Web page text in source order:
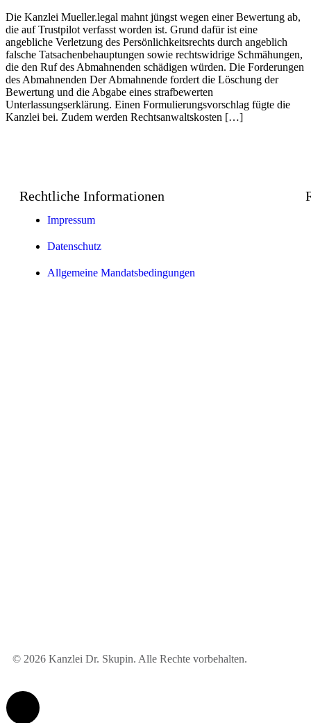
Die Kanzlei Mueller.legal mahnt jüngst wegen einer Bewertung ab,
die auf Trustpilot verfasst worden ist. Grund dafür ist eine
angebliche Verletzung des Persönlichkeitsrechts durch angeblich
falsche Tatsachenbehauptungen sowie rechtswidrige Schmähungen,
die den Ruf des Abmahnenden schädigen würden. Die Forderungen
des Abmahnenden Der Abmahnende fordert die Löschung der
Bewertung und die Abgabe eines strafbewerten
Unterlassungserklärung. Einen Formulierungsvorschlag fügte die
Kanzlei bei. Zudem werden Rechtsanwaltskosten […]
Rechtliche Informationen
Impressum
Datenschutz
Allgemeine Mandatsbedingungen
© 2026 Kanzlei Dr. Skupin. Alle Rechte vorbehalten.